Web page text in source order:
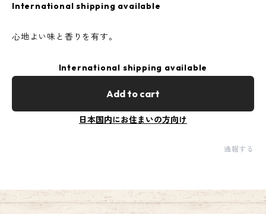
International shipping available
心地よい味と香りを有す。
International shipping available
Add to cart
日本国内にお住まいの方向け
通報する